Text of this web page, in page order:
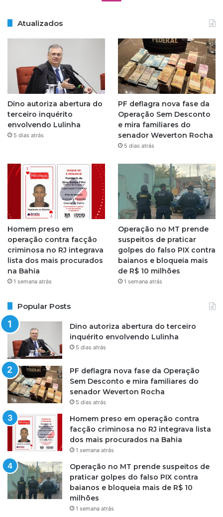
t
a
g
r
m
Atualizados
Dino autoriza abertura do
terceiro inquérito
envolvendo Lulinha
5 dias atrás
PF deflagra nova fase da
Operação Sem Desconto
e mira familiares do
senador Weverton Rocha
5 dias atrás
Homem preso em
operação contra facção
criminosa no RJ integrava
lista dos mais procurados
na Bahia
1 semana atrás
Operação no MT prende
suspeitos de praticar
golpes do falso PIX contra
baianos e bloqueia mais
de R$ 10 milhões
1 semana atrás
Popular Posts
Dino autoriza abertura do terceiro
inquérito envolvendo Lulinha
5 dias atrás
PF deflagra nova fase da Operação
Sem Desconto e mira familiares do
senador Weverton Rocha
5 dias atrás
Homem preso em operação contra
facção criminosa no RJ integrava lista
dos mais procurados na Bahia
1 semana atrás
Operação no MT prende suspeitos de
praticar golpes do falso PIX contra
baianos e bloqueia mais de R$ 10
milhões
1 semana atrás